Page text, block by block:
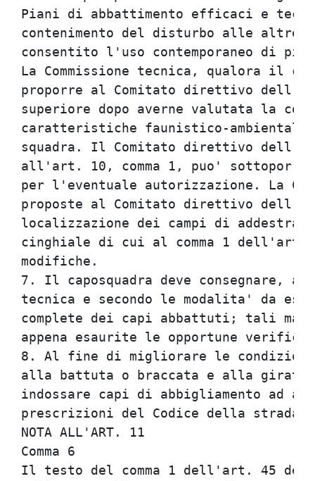
Piani di abbattimento
contenimento del disturbo
consentito l'uso
La Commissione tecnica,
proporre al Comitato direttivo
superiore dopo averne
caratteristiche faunistico-
squadra. Il Comitato
all'art. 10, comma 1, puo'
per l'eventuale autorizzazione.
proposte al Comitato direttivo
localizzazione dei campi di
cinghiale di cui al comma 1
7. Il caposquadra deve
tecnica e secondo le
complete dei capi abbattuti;
appena esaurite
8. Al fine di migliorare le
alla battuta o braccata e
indossare capi di
prescrizioni del
NOTA
Il testo del comma 1 dell'art.